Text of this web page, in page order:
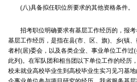
(八)具备拟任职位所要求的其他资格条件。
招考职位明确要求有基层工作经历的，报考
基层工作经历，是指在县(市、区、旗)、乡(镇
者村(居)委会，以及各类企业、事业单位工作
此列)。在军队团和相当团以下单位工作的经历
校未就业高校毕业生到高校毕业生实习见习基